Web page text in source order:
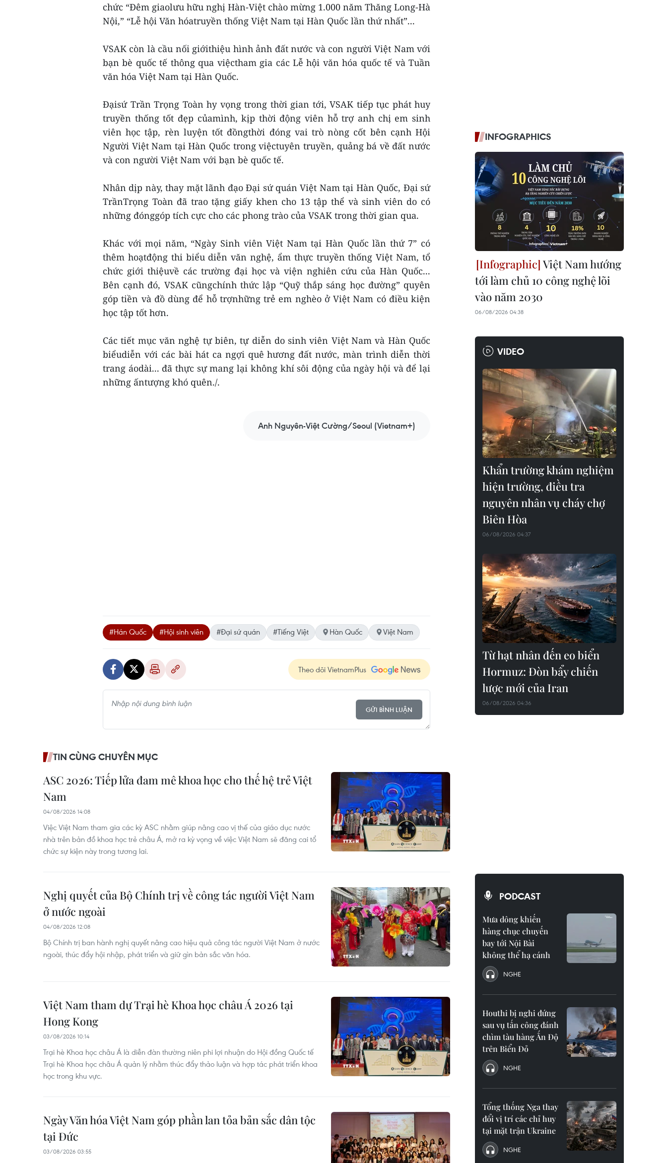
chức “Đêm giaolưu hữu nghị Hàn-Việt chào mừng 1.000 năm Thăng Long-Hà
Nội,” “Lễ hội Văn hóatruyền thống Việt Nam tại Hàn Quốc lần thứ nhất”...
VSAK còn là cầu nối giớithiệu hình ảnh đất nước và con người Việt Nam với
bạn bè quốc tế thông qua việctham gia các Lễ hội văn hóa quốc tế và Tuần
văn hóa Việt Nam tại Hàn Quốc.
Đạisứ Trần Trọng Toàn hy vọng trong thời gian tới, VSAK tiếp tục phát huy
truyền thống tốt đẹp củamình, kịp thời động viên hỗ trợ anh chị em sinh
viên học tập, rèn luyện tốt đồngthời đóng vai trò nòng cốt bên cạnh Hội
Người Việt Nam tại Hàn Quốc trong việctuyên truyền, quảng bá về đất nước
và con người Việt Nam với bạn bè quốc tế.
Nhân dịp này, thay mặt lãnh đạo Đại sứ quán Việt Nam tại Hàn Quốc, Đại sứ
TrầnTrọng Toàn đã trao tặng giấy khen cho 13 tập thể và sinh viên do có
những đónggóp tích cực cho các phong trào của VSAK trong thời gian qua.
Khác với mọi năm, “Ngày Sinh viên Việt Nam tại Hàn Quốc lần thứ 7” có
thêm hoạtđộng thi biểu diễn văn nghệ, ẩm thực truyền thống Việt Nam, tổ
chức giới thiệuvề các trường đại học và viện nghiên cứu của Hàn Quốc...
Bên cạnh đó, VSAK cũngchính thức lập “Quỹ thắp sáng học đường” quyên
góp tiền và đồ dùng để hỗ trợnhững trẻ em nghèo ở Việt Nam có điều kiện
học tập tốt hơn.
Các tiết mục văn nghệ tự biên, tự diễn do sinh viên Việt Nam và Hàn Quốc
biểudiễn với các bài hát ca ngợi quê hương đất nước, màn trình diễn thời
trang áodài... đã thực sự mang lại không khí sôi động của ngày hội và để lại
những ấntượng khó quên./.
Anh Nguyên-Việt Cường/Seoul (Vietnam+)
#Hán Quốc #Hội sinh viên #Đại sứ quán #Tiếng Việt Hàn Quốc Việt Nam
Theo dõi VietnamPlus
GỬI BÌNH LUẬN
TIN CÙNG CHUYÊN MỤC
ASC 2026: Tiếp lửa đam mê khoa học cho thế hệ trẻ Việt
Nam
04/08/2026 14:08
Việc Việt Nam tham gia các kỳ ASC nhằm giúp nâng cao vị thế của giáo dục nước
nhà trên bản đồ khoa học trẻ châu Á, mở ra kỳ vọng về việc Việt Nam sẽ đăng cai tổ
chức sự kiện này trong tương lai.
Nghị quyết của Bộ Chính trị về công tác người Việt Nam
ở nước ngoài
04/08/2026 12:08
Bộ Chính trị ban hành nghị quyết nâng cao hiệu quả công tác người Việt Nam ở nước
ngoài, thúc đẩy hội nhập, phát triển và giữ gìn bản sắc văn hóa.
Việt Nam tham dự Trại hè Khoa học châu Á 2026 tại
Hong Kong
03/08/2026 10:14
Trại hè Khoa học châu Á là diễn đàn thường niên phi lợi nhuận do Hội đồng Quốc tế
Trại hè Khoa học châu Á quản lý nhằm thúc đẩy thảo luận và hợp tác phát triển khoa
học trong khu vực.
Ngày Văn hóa Việt Nam góp phần lan tỏa bản sắc dân tộc
tại Đức ​
03/08/2026 03:55
INFOGRAPHICS
Việt Nam hướng
tới làm chủ 10 công nghệ lõi
vào năm 2030
06/08/2026 04:38
VIDEO
Khẩn trường khám nghiệm
hiện trường, điều tra
nguyên nhân vụ cháy chợ
Biên Hòa
06/08/2026 04:37
Từ hạt nhân đến eo biển
Hormuz: Đòn bẩy chiến
lược mới của Iran
06/08/2026 04:36
PODCAST
Mưa dông khiến
hàng chục chuyến
bay tới Nội Bài
không thể hạ cánh
NGHE
Houthi bị nghi đứng
sau vụ tấn công đánh
chìm tàu hàng Ấn Độ
trên Biển Đỏ
NGHE
Tổng thống Nga thay
đổi vị trí các chỉ huy
tại mặt trận Ukraine
NGHE